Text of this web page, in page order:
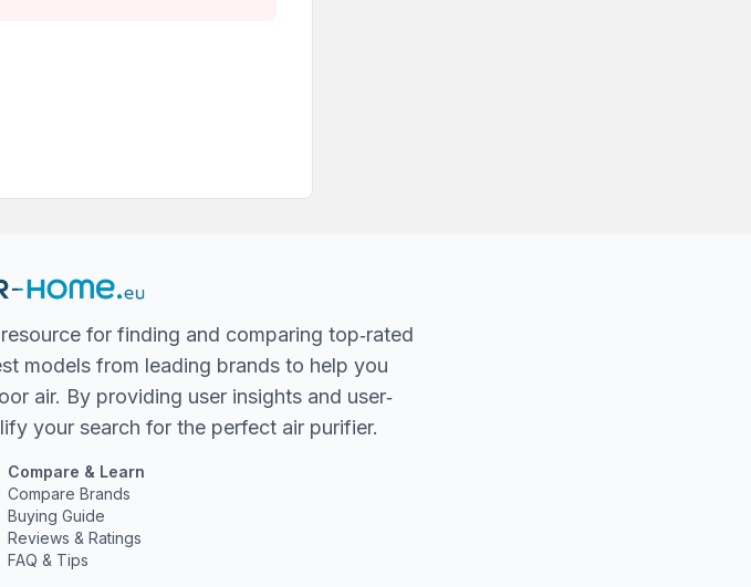
for finding and comparing top‐rated
models from leading brands to help you
air. By providing user insights and user‐
your search for the perfect air purifier.
Compare & Learn
Compare Brands
Buying Guide
Reviews & Ratings
FAQ & Tips